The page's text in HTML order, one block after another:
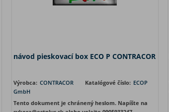
návod pieskovací box ECO P CONTRACOR
Výrobca: CONTRACOR
GmbH
Katalógové číslo: ECOP
Tento dokument je chránený heslom. Napíšte na